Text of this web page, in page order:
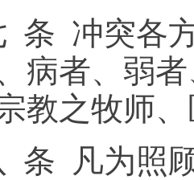
条 冲突各
病者、弱
教之牧师
条 凡为照